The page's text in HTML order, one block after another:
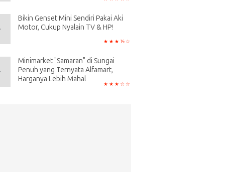
Bikin Genset Mini Sendiri Pakai Aki
Motor, Cukup Nyalain TV & HP!
Minimarket "Samaran" di Sungai
Penuh yang Ternyata Alfamart,
Harganya Lebih Mahal